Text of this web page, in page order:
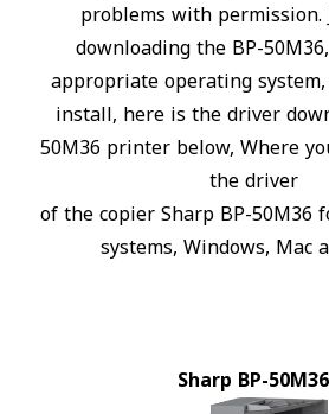
problems with permission.
downloading the BP-
appropriate operating
install, here is the driver
50M36 printer below, Where
the driver
of the copier Sharp BP-50M36
systems, Windows, Mac
Sharp BP-50M36